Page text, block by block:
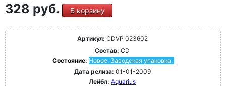
328 руб. В корзину
Артикул: CDVP 023602
Состав: CD
Состояние: Новое. Заводская упаковка.
Дата релиза: 01-01-2009
Лейбл: Aquarius